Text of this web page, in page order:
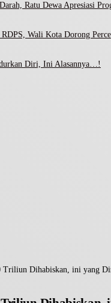
Ratu Dewa Apresiasi
Wali Kota Dorong
Diri, Ini Alasannya…!
Dihabiskan, ini yang